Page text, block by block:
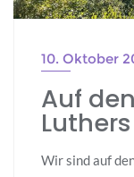
10. Oktober
Auf
Luthers
Wir sind auf